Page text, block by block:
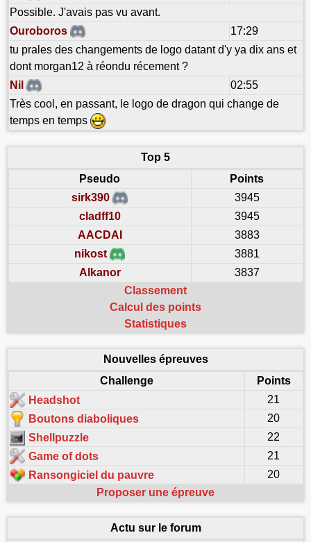
Possible. J'avais pas vu avant.
Ouroboros
17:29
tu prales des changements de logo datant d'y ya dix ans et
dont morgan12 à réondu récement ?
Nil
02:55
Très cool, en passant, le logo de dragon qui change de
temps en temps
Top 5
Pseudo
Points
sirk390
3945
cladff10
3945
AACDAI
3883
nikost
3881
Alkanor
3837
Classement
Calcul des points
Statistiques
Nouvelles épreuves
Challenge
Points
Headshot
21
Boutons diaboliques
20
Shellpuzzle
22
Game of dots
21
Ransongiciel du pauvre
20
Proposer une épreuve
Actu sur le forum